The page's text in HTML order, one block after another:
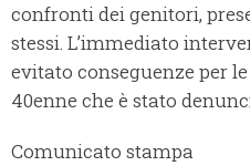
confronti dei genitori,
stessi. L’immediato
evitato conseguenze per
40enne che è stato
Comunicato stampa